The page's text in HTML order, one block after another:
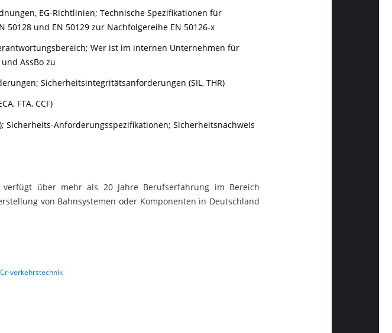
EG-Richtlinien; Technische Spezifikationen für
50128 und EN 50129 zur Nachfolgereihe EN 50126-x
Wer ist im internen Unternehmen für
AssBo zu
Sicherheitsintegritätsanforderungen (SIL, THR)
FTA, CCF)
Sicherheits-Anforderungsspezifikationen; Sicherheitsnachweis
verfügt über mehr als 20 Jahre Berufserfahrung im Bereich
von Bahnsystemen oder Komponenten in Deutschland
verkehrstechnik